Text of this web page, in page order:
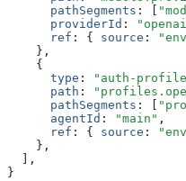
      pathSegments
:
      providerId
:
      ref
: { source :
    }
,
    {
      type
: "auth-
      path
:
      pathSegments
:
      agentId
: "main" ,
      ref
: { source :
    }
,
,
}